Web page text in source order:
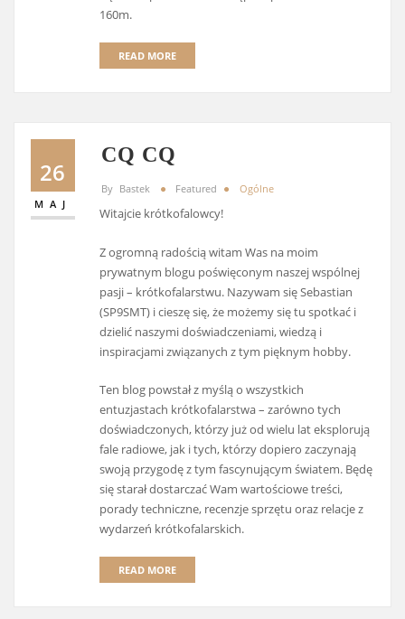
160m.
READ MORE
26
MAJ
CQ CQ
By Bastek Featured Ogólne
Witajcie krótkofalowcy!
Z ogromną radością witam Was na moim
prywatnym blogu poświęconym naszej wspólnej
pasji – krótkofalarstwu. Nazywam się Sebastian
(SP9SMT) i cieszę się, że możemy się tu spotkać i
dzielić naszymi doświadczeniami, wiedzą i
inspiracjami związanych z tym pięknym hobby.
Ten blog powstał z myślą o wszystkich
entuzjastach krótkofalarstwa – zarówno tych
doświadczonych, którzy już od wielu lat eksplorują
fale radiowe, jak i tych, którzy dopiero zaczynają
swoją przygodę z tym fascynującym światem. Będę
się starał dostarczać Wam wartościowe treści,
porady techniczne, recenzje sprzętu oraz relacje z
wydarzeń krótkofalarskich.
READ MORE